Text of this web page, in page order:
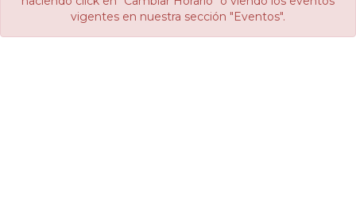
vigentes en nuestra sección "Eventos".